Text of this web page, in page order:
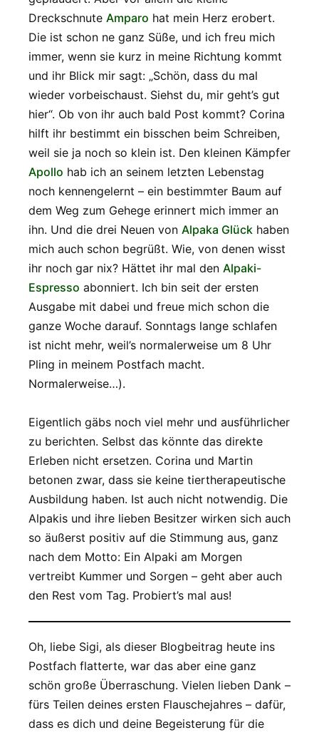
Dreckschnute Amparo hat mein Herz erobert.
Die ist schon ne ganz Süße, und ich freu mich
immer, wenn sie kurz in meine Richtung kommt
und ihr Blick mir sagt: „Schön, dass du mal
wieder vorbeischaust. Siehst du, mir geht’s gut
hier“. Ob von ihr auch bald Post kommt? Corina
hilft ihr bestimmt ein bisschen beim Schreiben,
weil sie ja noch so klein ist. Den kleinen Kämpfer
Apollo hab ich an seinem letzten Lebenstag
noch kennengelernt – ein bestimmter Baum auf
dem Weg zum Gehege erinnert mich immer an
ihn. Und die drei Neuen von Alpaka Glück haben
mich auch schon begrüßt. Wie, von denen wisst
ihr noch gar nix? Hättet ihr mal den Alpaki-
Espresso abonniert. Ich bin seit der ersten
Ausgabe mit dabei und freue mich schon die
ganze Woche darauf. Sonntags lange schlafen
ist nicht mehr, weil’s normalerweise um 8 Uhr
Pling in meinem Postfach macht.
Normalerweise…).
Eigentlich gäbs noch viel mehr und ausführlicher
zu berichten. Selbst das könnte das direkte
Erleben nicht ersetzen. Corina und Martin
betonen zwar, dass sie keine tiertherapeutische
Ausbildung haben. Ist auch nicht notwendig. Die
Alpakis und ihre lieben Besitzer wirken sich auch
so äußerst positiv auf die Stimmung aus, ganz
nach dem Motto: Ein Alpaki am Morgen
vertreibt Kummer und Sorgen – geht aber auch
den Rest vom Tag. Probiert’s mal aus!
Oh, liebe Sigi, als dieser Blogbeitrag heute ins
Postfach flatterte, war das aber eine ganz
schön große Überraschung. Vielen lieben Dank –
fürs Teilen deines ersten Flauschejahres – dafür,
dass es dich und deine Begeisterung für die